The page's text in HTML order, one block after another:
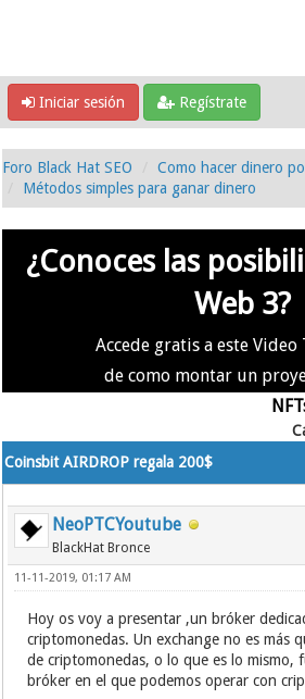
Iniciar sesión Regístrate
Foro Black Hat SEO
Como hacer dinero
Métodos simples para ganar dinero
¿Conoces las
Web 3?
Accede gratis a este
de como montar un
Coinsbit AIRDROP regala 200$
NeoPTCYoutube
BlackHat Bronce
11-11-2019, 01:17 AM
Hoy os voy a presentar ,un bróker
criptomonedas. Un exchange no es más
de criptomonedas, o lo que es lo mismo,
bróker en el que podemos operar con